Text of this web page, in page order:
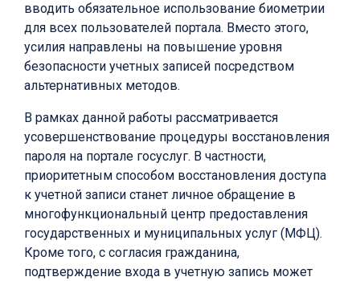
вводить обязательное использование биометрии
для всех пользователей портала. Вместо этого,
усилия направлены на повышение уровня
безопасности учетных записей посредством
альтернативных методов.
В рамках данной работы рассматривается
усовершенствование процедуры восстановления
пароля на портале госуслуг. В частности,
приоритетным способом восстановления доступа
к учетной записи станет личное обращение в
многофункциональный центр предоставления
государственных и муниципальных услуг (МФЦ).
Кроме того, с согласия гражданина,
подтверждение входа в учетную запись может